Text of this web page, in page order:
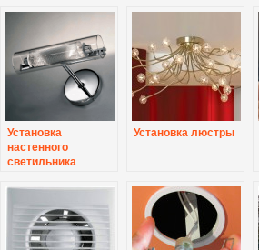
Установка
настенного
светильника
Установка люстры